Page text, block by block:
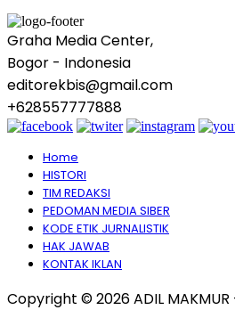
Graha Media Center,
Bogor - Indonesia
editorekbis@gmail.com
+628557777888
Home
HISTORI
TIM REDAKSI
PEDOMAN MEDIA SIBER
KODE ETIK JURNALISTIK
HAK JAWAB
KONTAK IKLAN
Copyright © 2026 ADIL